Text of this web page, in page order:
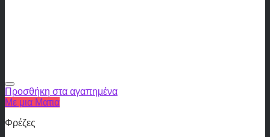
Προσθήκη στα αγαπημένα
Με μια Ματια
Φρέζες